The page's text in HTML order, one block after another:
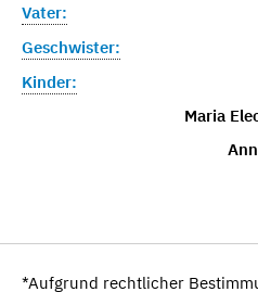
Vater:
Geschwister:
Kinder:
Maria
*Aufgrund rechtlicher